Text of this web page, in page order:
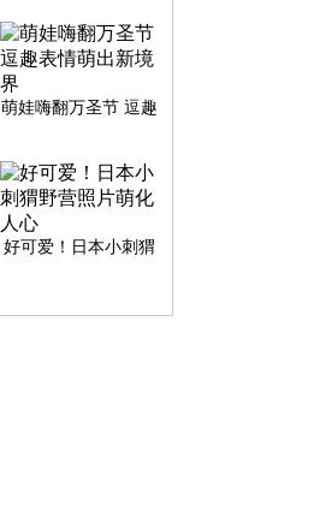
萌娃嗨翻万圣节 逗趣
好可爱！日本小刺猬